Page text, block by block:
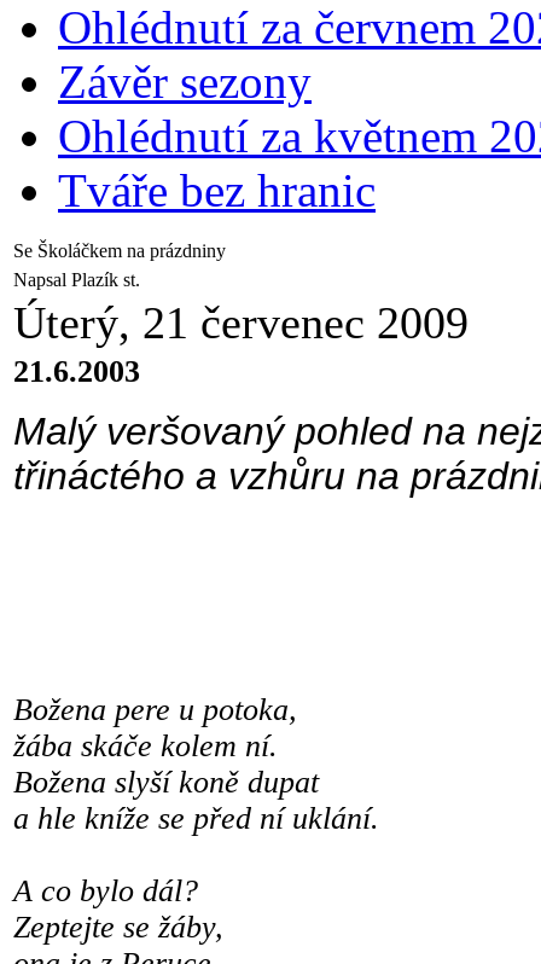
Ohlédnutí za červnem
Závěr sezony
Ohlédnutí za květnem
Tváře bez hranic
Se Školáčkem na prázdniny
Napsal Plazík st.
Úterý, 21 červenec 2009
21.6.2003
Malý veršovaný pohled na
třináctého a vzhůru na
Božena pere u
žába skáče kolem ní.
Božena slyší koně
a hle kníže se před ní
A co bylo dál?
Zeptejte